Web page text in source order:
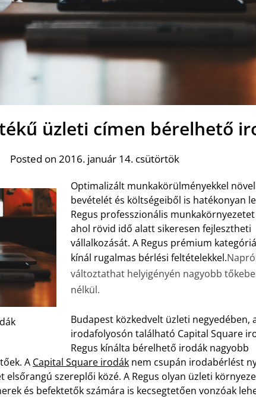
üzleti címen bérelhető
Posted on 2016. január 14. csütörtök
Optimalizált munkakörülményekkel
bevételét és költségeiből is hatékonyan
Regus professzionális
ahol rövid idő alatt sikeresen fejlesztheti
vállalkozását. A Regus prémium
kínál rugalmas bérlési feltételekkel.
változtathat helyigényén nagyobb
nélkül.
Budapest közkedvelt üzleti negyedében,
irodafolyosón található Capital Square
Regus kínálta bérelhető irodák nagyobb
A Capital Square irodák nem csupán irodabérlést
elsőrangú szereplői közé. A Regus olyan üzleti
és befektetők számára is kecsegtetően vonzóak